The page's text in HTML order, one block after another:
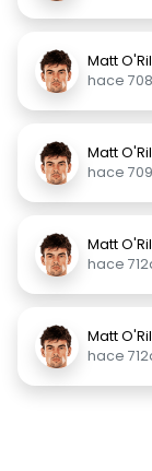
Matt
hace
Matt
hace
Matt
hace
Matt
hace